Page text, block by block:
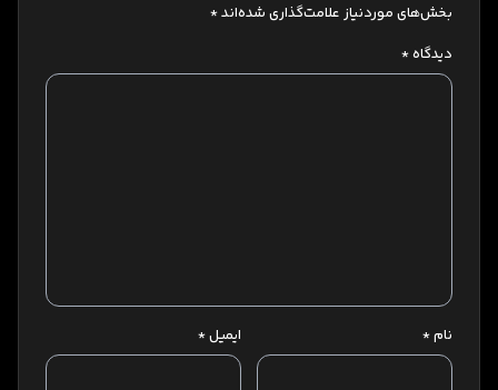
بخش‌های موردنیاز علامت‌گذاری شده‌اند*
دیدگاه*
نام* ایمیل*